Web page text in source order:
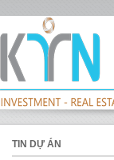
TIN DỰ ÁN